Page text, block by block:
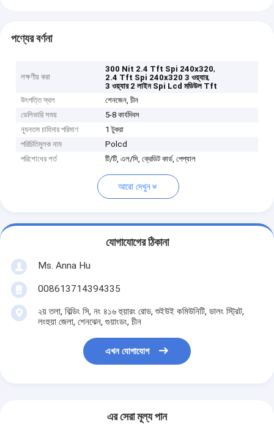
পণ্যের বর্ণনা
লক্ষণীয় করা
300 Nit 2.4 Tft Spi 240x320,
2.4 Tft Spi 240x320 3 ওয়্যার,
3 ওয়্যার 2 লাইন Spi Lcd মডিউল Tft
উৎপত্তি স্থল
শেনজেন, চীন
ডেলিভারি সময়
5-8 কার্যদিবস
ন্যূনতম চাহিদার পরিমাণ
1 টুকরা
পরিচিতিমুলক নাম
Polcd
পরিশোধের শর্ত
টি/টি, এল/সি, ক্রেডিট কার্ড, পেপ্যাল
আরো দেখুন
যোগাযোগের ঠিকানা
Ms. Anna Hu
008613714394335
২য় তলা, বিল্ডিং সি, নং ৪১৬ হুয়ারং রোড, শুইউই কমিউনিটি, ডালং স্ট্রিট,
লংহুয়া জেলা, শেনঝেন, গুয়াংডং, চীন
এখন যোগাযোগ
এর সেরা মূল্য পান